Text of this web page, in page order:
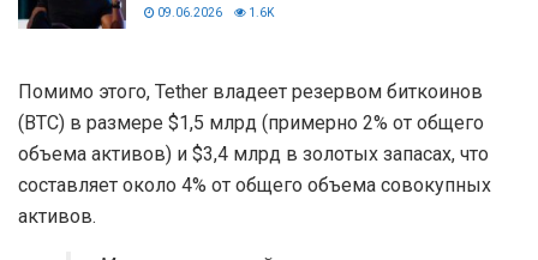
09.06.2026 1.6K
Помимо этого, Tether владеет резервом биткоинов
(ВТС) в размере $1,5 млрд (примерно 2% от общего
объема активов) и $3,4 млрд в золотых запасах, что
составляет около 4% от общего объема совокупных
активов.